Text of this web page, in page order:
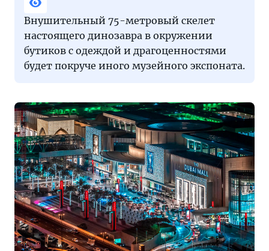
Внушительный 75-метровый скелет
настоящего динозавра в окружении
бутиков с одеждой и драгоценностями
будет покруче иного музейного экспоната.